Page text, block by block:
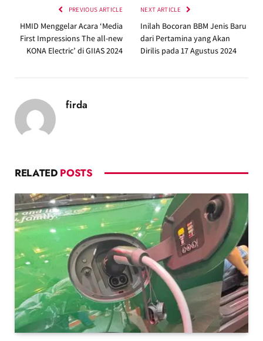
PREVIOUS ARTICLE
HMID Menggelar Acara ‘Media
First Impressions The all-new
KONA Electric’ di GIIAS 2024
NEXT ARTICLE
Inilah Bocoran BBM Jenis Baru
dari Pertamina yang Akan
Dirilis pada 17 Agustus 2024
firda
RELATED POSTS